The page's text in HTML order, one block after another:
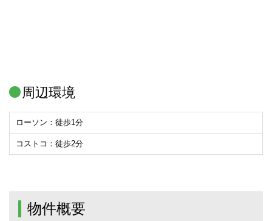
周辺環境
ローソン：徒歩1分
コストコ：徒歩2分
物件概要